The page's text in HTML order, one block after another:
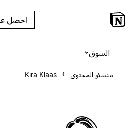
احصل على Notion مجاناً
منشئو المحتوى Kira Klaas